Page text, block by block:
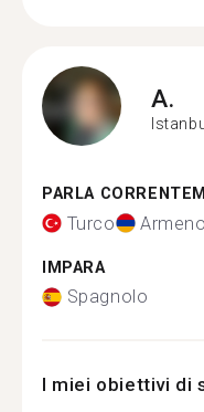
A.
PARLA
Turco Armeno
IMPARA
Spagnolo
I miei obiettivi di